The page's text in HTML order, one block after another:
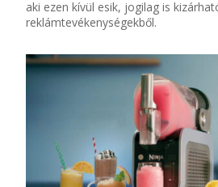
aki ezen kívül esik, jogilag is
reklámtevékenységekből.